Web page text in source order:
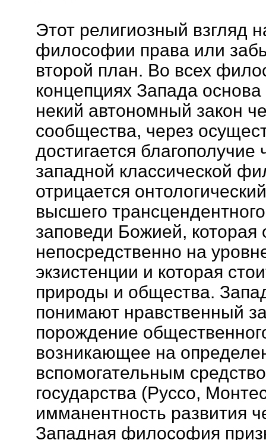
Этот религиозный взгляд
философии права или
второй план. Во всех
концепциях Запада
некий автономный закон
сообщества, через
достигается благополучие
западной классической
отрицается
высшего
заповеди Божией, которая
непосредственно на
экзистенции и которая
природы и общества.
понимают нравственный
порождение
возникающее на
вспомогательным
государства (Руссо,
имманентность развития
Западная философия